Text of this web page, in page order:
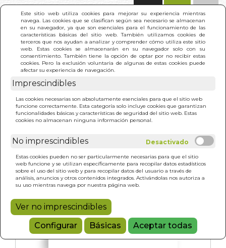
Este sitio web utiliza cookies para mejorar su experiencia mientras
navega. Las cookies que se clasifican según sea necesario se almacenan
en su navegador, ya que son esenciales para el funcionamiento de las
características básicas del sitio web. También utilizamos cookies de
terceros que nos ayudan a analizar y comprender cómo utiliza este sitio
web. Estas cookies se almacenarán en su navegador solo con su
consentimiento. También tiene la opción de optar por no recibir estas
cookies. Pero la exclusión voluntaria de algunas de estas cookies puede
afectar su experiencia de navegación.
Imprescindibles
Las cookies necesarias son absolutamente esenciales para que el sitio web
funcione correctamente. Esta categoría solo incluye cookies que garantizan
funcionalidades básicas y características de seguridad del sitio web. Estas
cookies no almacenan ninguna información personal.
No imprescindibles
Estas cookies pueden no ser particularmente necesarias para que el sitio
web funcione y se utilizan específicamente para recopilar datos estadísticos
sobre el uso del sitio web y para recopilar datos del usuario a través de
análisis, anuncios y otros contenidos integrados. Activándolas nos autoriza a
su uso mientras navega por nuestra página web.
Ver no imprescindibles
Configurar
Básicas Aceptar todas
INICIO > PSICOLOGIA Y CABALA